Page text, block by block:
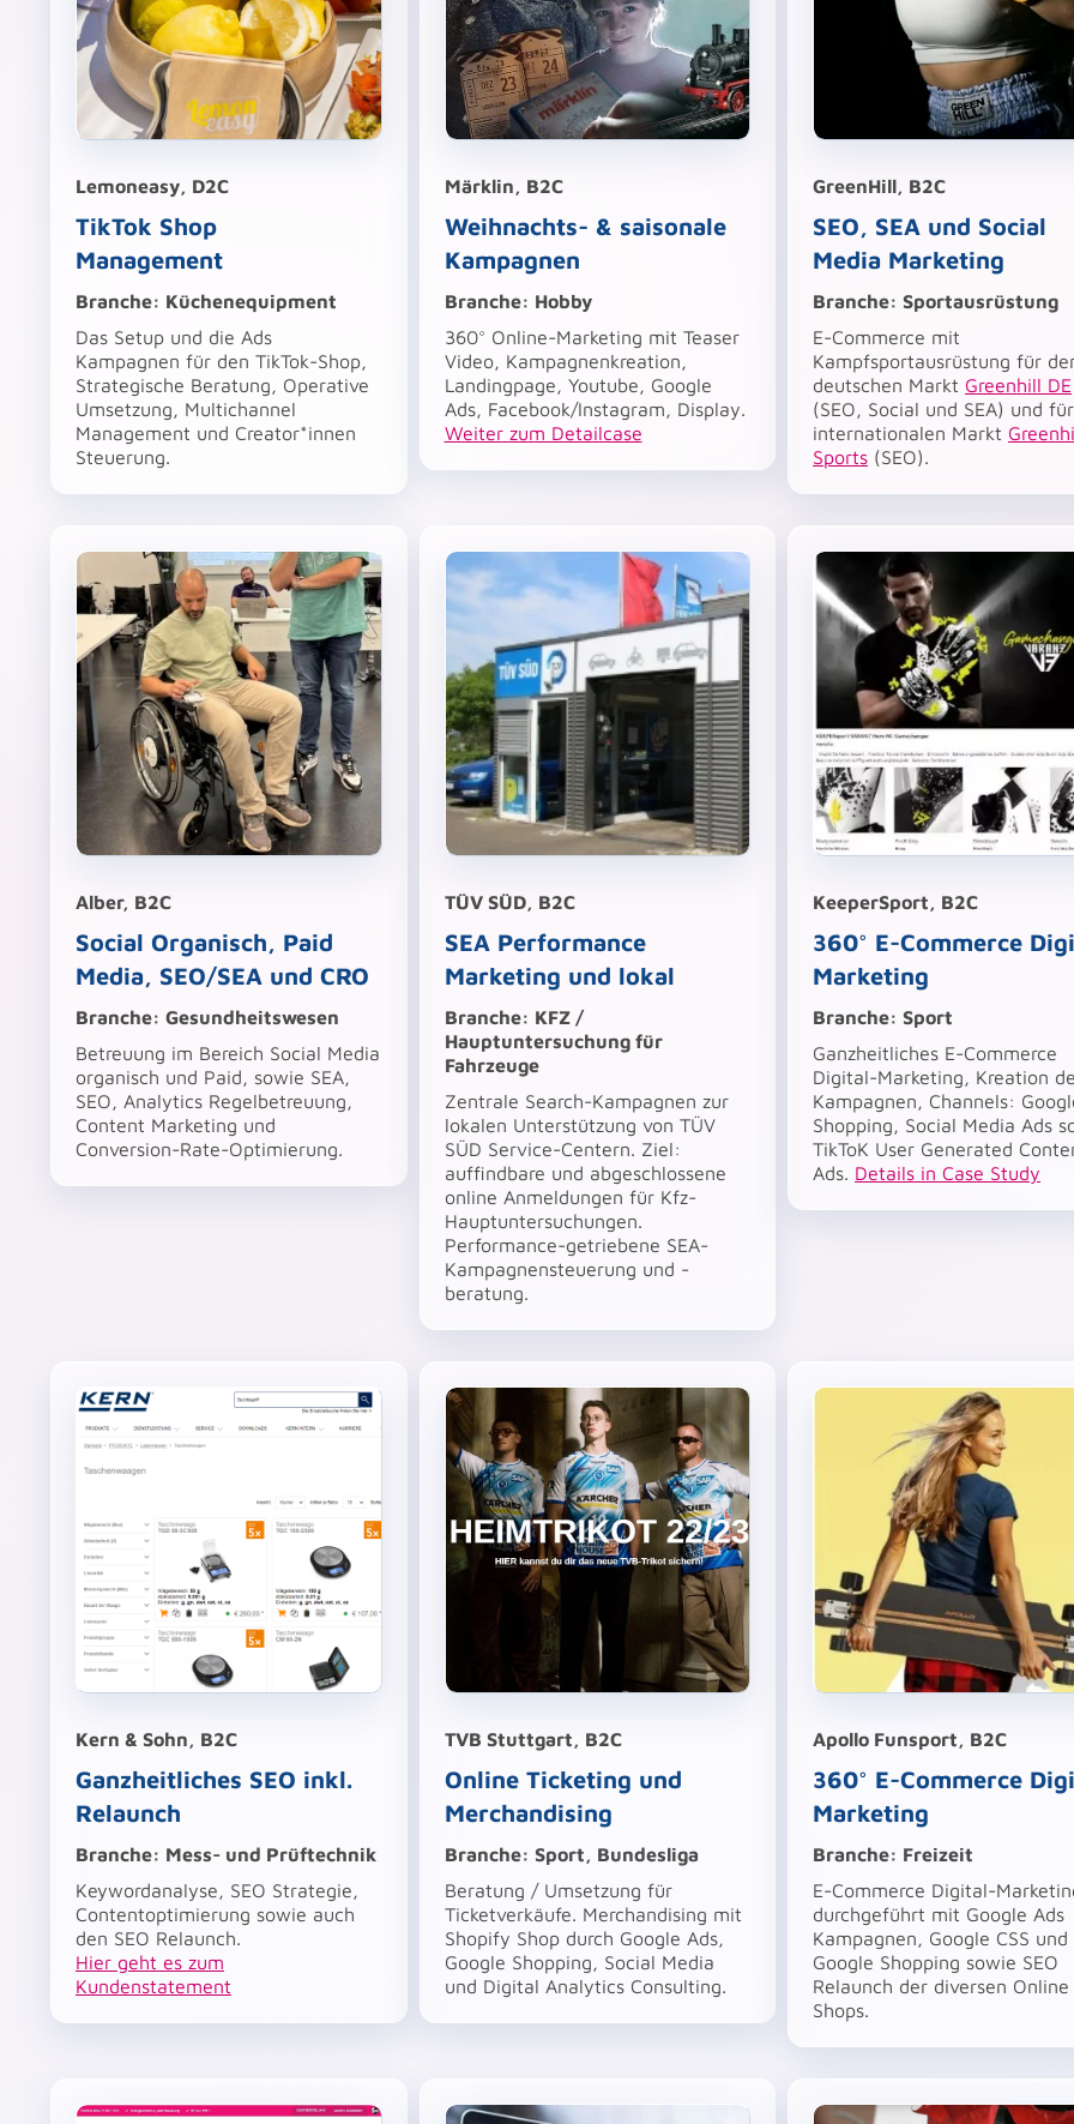
Lemoneasy, D2C
TikTok Shop
Management
Branche: Küchenequipment
Das Setup und die Ads
Kampagnen für den TikTok-Shop,
Strategische Beratung, Operative
Umsetzung, Multichannel
Management und Creator*innen
Steuerung.
Märklin, B2C
Weihnachts- & saisonale
Kampagnen
Branche: Hobby
360° Online-Marketing mit Teaser
Video, Kampagnenkreation,
Landingpage, Youtube, Google
Ads, Facebook/Instagram, Display.
Weiter zum Detailcase
GreenHill, B2C
SEO, SEA und Social
Media Marketing
Branche:Sportausrüstung
E-Commerce mit
Kampfsportausrüstung für
deutschen Markt Greenhill DE
(SEO, Social und SEA) und
internationalen Markt
Sports (SEO).
Alber, B2C
Social Organisch, Paid
Media, SEO/SEA und CRO
Branche: Gesundheitswesen
Betreuung im Bereich Social Media
organisch und Paid, sowie SEA,
SEO, Analytics Regelbetreuung,
Content Marketing und
Conversion-Rate-Optimierung.
TÜV SÜD, B2C
SEA Performance
Marketing und lokal
Branche: KFZ /
Hauptuntersuchung für
Fahrzeuge
Zentrale Search-Kampagnen zur
lokalen Unterstützung von TÜV
SÜD Service-Centern. Ziel:
auffindbare und abgeschlossene
online Anmeldungen für Kfz-
Hauptuntersuchungen.
Performance-getriebene SEA-
Kampagnensteuerung und -
beratung.
KeeperSport, B2C
360° E-Commerce
Marketing
Branche: Sport
Ganzheitliches E-Commerce
Digital-Marketing, Kreation
Kampagnen, Channels:
Shopping, Social Media Ads
TikToK User Generated
Ads. Details in Case Study
Kern & Sohn, B2C
Ganzheitliches SEO inkl.
Relaunch
Branche: Mess- und Prüftechnik
Keywordanalyse, SEO Strategie,
Contentoptimierung sowie auch
den SEO Relaunch.
Hier geht es zum
Kundenstatement
TVB Stuttgart, B2C
Online Ticketing und
Merchandising
Branche: Sport, Bundesliga
Beratung / Umsetzung für
Ticketverkäufe. Merchandising mit
Shopify Shop durch Google Ads,
Google Shopping, Social Media
und Digital Analytics Consulting.
Apollo Funsport, B2C
360° E-Commerce
Marketing
Branche: Freizeit
E-Commerce Digital-
durchgeführt mit Google Ads
Kampagnen, Google CSS und
Google Shopping sowie SEO
Relaunch der diversen Online
Shops.